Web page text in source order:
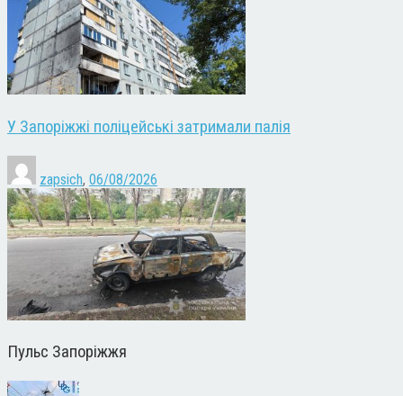
У Запоріжжі поліцейські затримали палія
zapsich, 06/08/2026
Пульс Запоріжжя